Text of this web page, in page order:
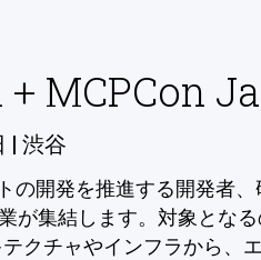
MCPCon
| 渋谷
の開発を推進する開発者、
が集結します。対象とな
クチャやインフラから、